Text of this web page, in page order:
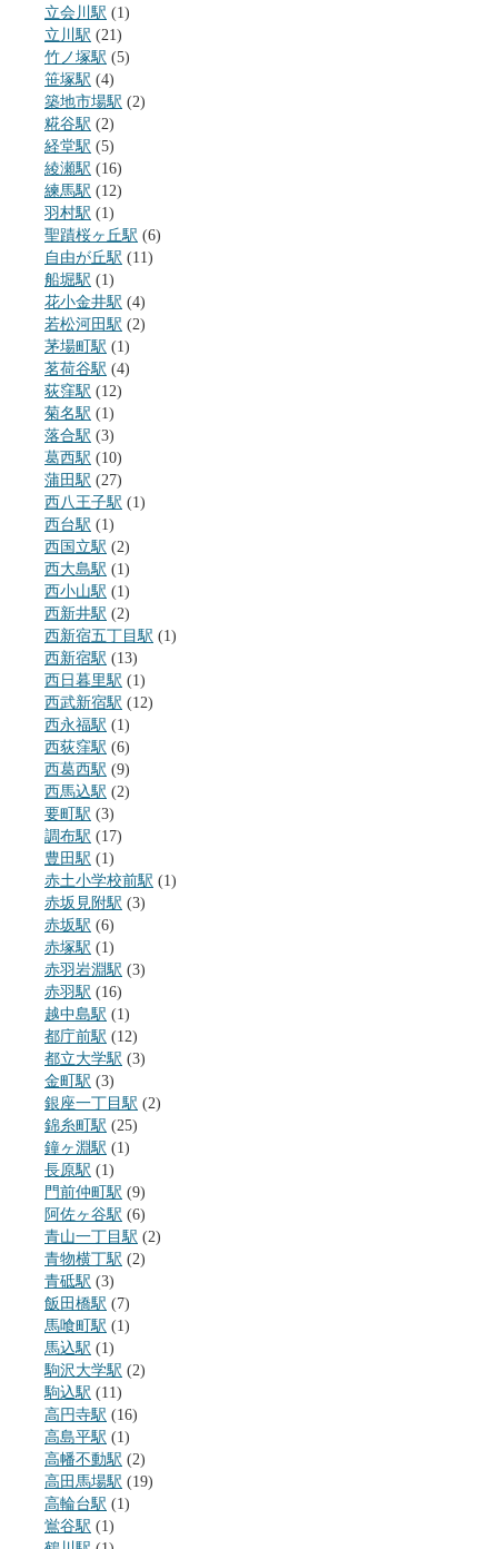
立会川駅 (1)
立川駅 (21)
竹ノ塚駅 (5)
笹塚駅 (4)
築地市場駅 (2)
糀谷駅 (2)
経堂駅 (5)
綾瀬駅 (16)
練馬駅 (12)
羽村駅 (1)
聖蹟桜ヶ丘駅 (6)
自由が丘駅 (11)
船堀駅 (1)
花小金井駅 (4)
若松河田駅 (2)
茅場町駅 (1)
茗荷谷駅 (4)
荻窪駅 (12)
菊名駅 (1)
落合駅 (3)
葛西駅 (10)
蒲田駅 (27)
西八王子駅 (1)
西台駅 (1)
西国立駅 (2)
西大島駅 (1)
西小山駅 (1)
西新井駅 (2)
西新宿五丁目駅 (1)
西新宿駅 (13)
西日暮里駅 (1)
西武新宿駅 (12)
西永福駅 (1)
西荻窪駅 (6)
西葛西駅 (9)
西馬込駅 (2)
要町駅 (3)
調布駅 (17)
豊田駅 (1)
赤土小学校前駅 (1)
赤坂見附駅 (3)
赤坂駅 (6)
赤塚駅 (1)
赤羽岩淵駅 (3)
赤羽駅 (16)
越中島駅 (1)
都庁前駅 (12)
都立大学駅 (3)
金町駅 (3)
銀座一丁目駅 (2)
錦糸町駅 (25)
鐘ヶ淵駅 (1)
長原駅 (1)
門前仲町駅 (9)
阿佐ヶ谷駅 (6)
青山一丁目駅 (2)
青物横丁駅 (2)
青砥駅 (3)
飯田橋駅 (7)
馬喰町駅 (1)
馬込駅 (1)
駒沢大学駅 (2)
駒込駅 (11)
高円寺駅 (16)
高島平駅 (1)
高幡不動駅 (2)
高田馬場駅 (19)
高輪台駅 (1)
鴬谷駅 (1)